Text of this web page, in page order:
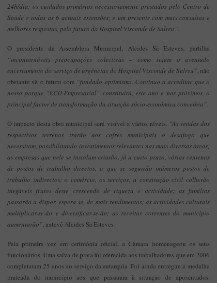
24h/dia; os cuidados primários necessariamente prestados pelo Centro de
Saúde e todas as 6 actuais extensões; e um presente com mais consultas e
melhores respostas, pelo futuro do Hospital Visconde de Salreu”.
O presidente da Assembleia Municipal, Alcides Sá Esteves, partilha
“incontornáveis preocupações colectivas – como sejam o aventado
encerramento do serviço de urgências do Hospital Visconde de Salreu”, não
obstante vê o futuro com “fundado optimismo. Continuo a acreditar que o
nosso parque “ECO-Empresarial” constituirá, este ano e nos próximos, o
principal factor de transformação da situação sócio-económica concelhia”.
O impacto desta obra municipal será visível a vários níveis. “As vendas dos
respectivos terrenos trarão aos cofres municipais o desafogo que
necessitam, possibilitando investimentos relevantes nas mais diversas áreas;
as empresas que nele se instalam criarão, já a curto prazo, várias centenas
de postos de trabalho directos, a que se seguirão inúmeros postos de
trabalho indirectos; o comércio, os serviços, a construção civil colherão
inegáveis frutos deste crescendo de riqueza e actividade; as famílias
passarão a dispor, espera-se, de mais rendimentos; as actividades culturais
multiplicar-se-ão e diversificar-se-ão; as receitas correntes do município
aumentarão”, antevê Alcides Sá Esteves.
Pela primeira vez em cerimónia oficial, a Câmara homenageou os seus
funcionários. Uma salva de prata foi oferecida aos trabalhadores que em 2006
completaram 25 anos ao serviço da autarquia .Foi ainda entregue a medalha
prateada do município aos que passaram à situação de aposentados.